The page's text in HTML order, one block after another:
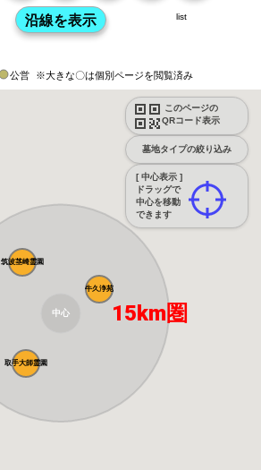
公営 ※大きな〇は個別ページを閲覧済み
このページの
QRコード表示
墓地タイプの絞り込み
[ 中心表示 ]
ドラッグで
中心を移動
できます
list
牛久浄苑
筑波茎崎霊園
取手大師霊園
中心 15km圏